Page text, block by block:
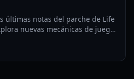
últimas notas del parche de Life
nuevas mecánicas de juego,